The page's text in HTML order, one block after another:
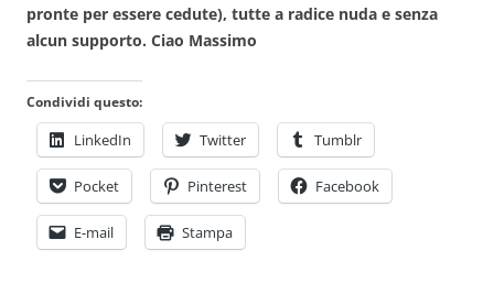
pronte per essere cedute), tutte a radice nuda e senza
alcun supporto. Ciao Massimo
Condividi questo:
LinkedIn Twitter Tumblr
Pocket Pinterest Facebook
E-mail Stampa